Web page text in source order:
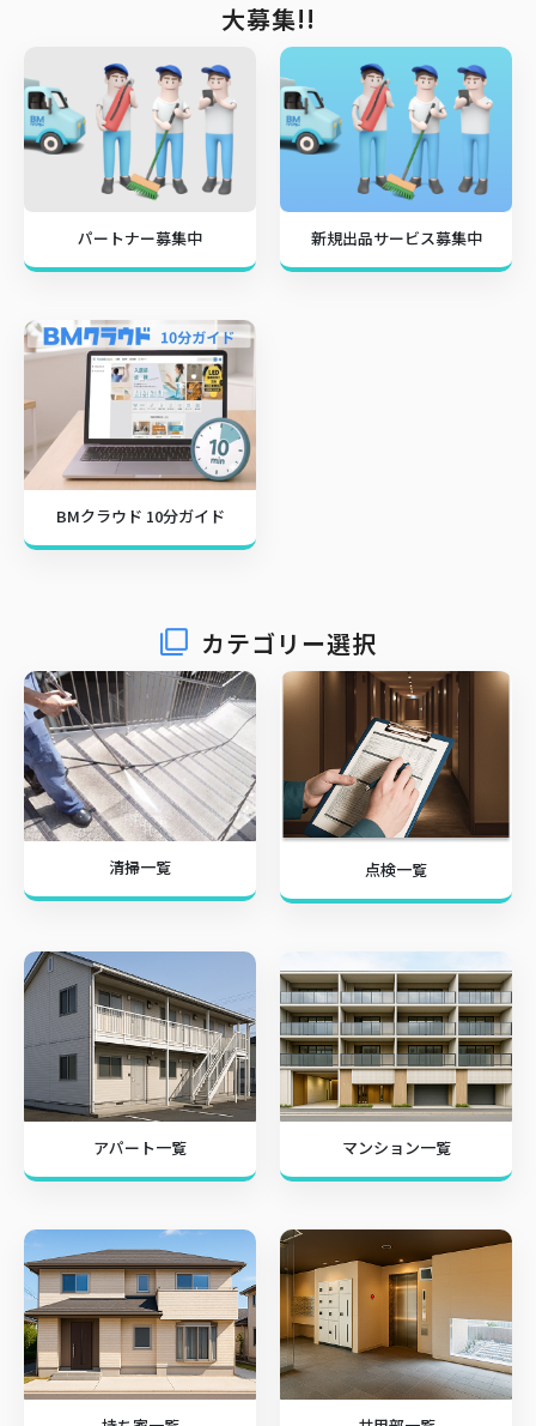
大募集!!
パートナー募集中 新規出品サービス募集中
BMクラウド 10分ガイド
カテゴリー選択
清掃一覧 点検一覧
アパート一覧 マンション一覧